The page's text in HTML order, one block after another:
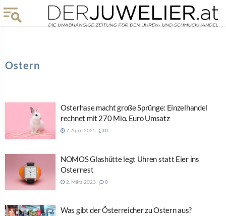
Ostern
Osterhase macht große Sprünge: Einzelhandel
rechnet mit 270 Mio. Euro Umsatz
7. April 2025 0
NOMOS Glashütte legt Uhren statt Eier ins
Osternest
2. März 2023 0
Was gibt der Österreicher zu Ostern aus?